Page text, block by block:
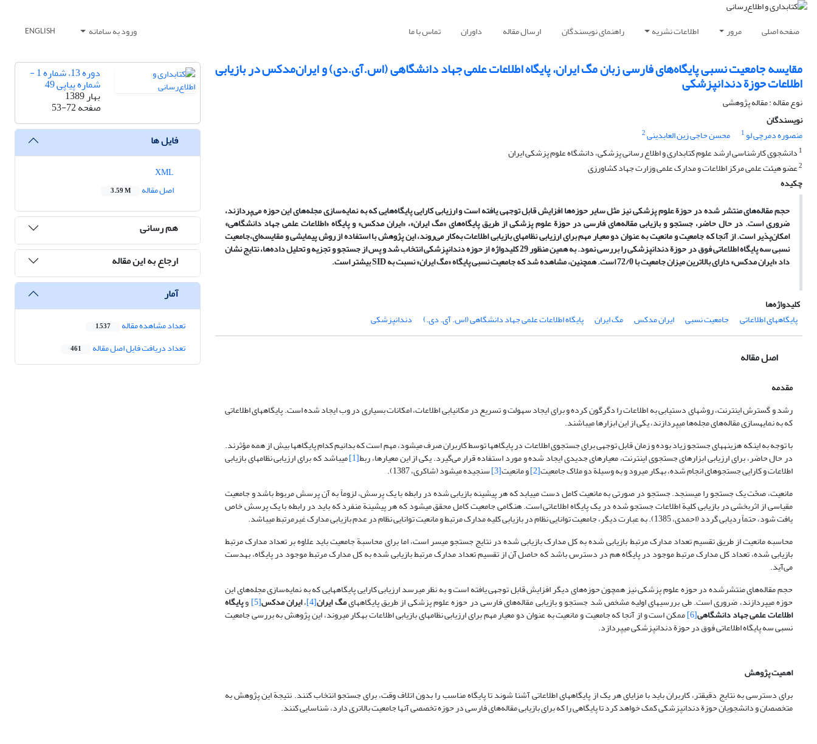
صفحه اصلی مرور اطلاعات نشریه راهنمای نویسندگان ارسال مقاله داوران تماس با ما ورود به سامانه ENGLISH
مقایسه جامعیت نسبی پایگاه‌های فارسی زبان مگ ایران، پایگاه اطلاعات علمی جهاد دانشگاهی (اس.آی.دی) و ایران‌مدکس در بازیابی
اطلاعات حوزة دندانپزشکی
نوع مقاله : مقاله پژوهشی
نویسندگان
منصوره دمرچی لو1 محسن حاجی زین العابدینی2
1 دانشجوی کارشناسی ارشد علوم کتابداری و اطلاع رسانی پزشکی، دانشگاه علوم پزشکی ایران
2عضو هیئت علمی مرکز اطلاعات و مدارک علمی وزارت جهاد کشاورزی
چکیده
حجم مقاله‌های منتشر شده در حوزة علوم پزشکی نیز مثل سایر حوزه‌ها افزایش قابل توجهی یافته است و ارزیابی کارایی پایگاه‌هایی که به نمایه‌سازی مجله‌های این حوزه می‌‌پردازند،
ضروری است.در حال حاضر،جستجو و بازیابی مقاله‌های فارسی در حوزة علوم پزشکی از طریق پایگاه‌های «مگ ایران»، «ایران مدکس» وپایگاه «اطلاعات علمی جهاد دانشگاهی»
امکان‌پذیر است.از آنجا که جامعیت و مانعیت به عنوان دو معیار مهم برای ارزیابی نظامهای بازیابی اطلاعات به‌کار می‌روند، این پژوهشبا استفاده از روش پیمایشی و مقایسه‌ای،جامعیت
نسبی سه پایگاه اطلاعاتی فوق در حوزة دندانپزشکی را بررسی نمود. به همین منظور 29 کلیدواژه از حوزه دندانپزشکی انتخاب شد و پس از جستجو و تجزیه و تحلیل داده‌ها، نتایج نشان
داد «ایرانمدکس» دارای بالاترین میزان جامعیت با 72/0 است. همچنین، مشاهده شد که جامعیت نسبی پایگاه «مگ ایران» نسبت به SIDبیشتر است.
کلیدواژه‌ها
پایگاه­های اطلاعاتی
جامعیت نسبی ایران مدکس مگ ایران پایگاه اطلاعات علمی جهاد دانشگاهی (اس. آی. دی.) دندانپزشکی
اصل مقاله
مقدمه
رشد و گسترش اینترنت، روشهای دستیابی به اطلاعات را دگرگون کرده و برای ایجاد سهولت و تسریع در مکان­یابی اطلاعات، امکانات بسیاری در وب ایجاد شده است. پایگاه­های اطلاعاتی
که به نمایه­سازی مقاله‌های مجله‌ها می­پردازند، یکی از این ابزارها می­باشند.
با توجه به اینکه هزینه­های جستجو زیاد بوده و زمان قابل توجهی برای جستجوی اطلاعات در پایگاه­ها توسط کاربران صرف می­شود، مهم است که بدانیم کدام پایگاه­ها بیش از همه مؤثرند.
در حال حاضر، برای ارزیابی ابزارهای جستجوی اینترنت، معیارهای جدیدی ایجاد شده و مورد استفاده قرار می‌گیرد. یکی از این معیارها، ربط[1] می­باشد که برای ارزیابی نظامهای بازیابی
اطلاعات و کارایی جستجوهای انجام شده، به­کار می­رود و به وسیلة دو ملاک جامعیت[2] و مانعیت[3] سنجیده می­شود (شاکری، 1387).
مانعیت، صحّت یک جستجو را می­سنجد. جستجو در صورتی به مانعیت کامل دست می­یابد که هر پیشینه بازیابی شده در رابطه با یک پرسش، لزوماً به آن پرسش مربوط باشد و جامعیت
مقیاسی از اثربخشی در بازیابی کلیة اطلاعات جستجو شده در یک پایگاه اطلاعاتی است. هنگامی جامعیت کامل محقق می­شود که هر پیشینة منفرد که ­باید در رابطه با یک پرسش خاص
یافت شود، حتماً ردیابی گردد (احمدی، 1385). به عبارت دیگر، جامعیت توانایی نظام در بازیابی کلیه مدارک مرتبط و مانعیت توانایی نظام در عدم بازیابی مدارک غیرمرتبط می­باشد.
محاسبه مانعیت از طریق تقسیم تعداد مدارک مرتبط بازیابی شده به کل مدارک بازیابی شده در نتایج جستجو میسر است، اما برای محاسبة جامعیت باید علاوه بر تعداد مدارک مرتبط
بازیابی شده، تعداد کل مدارک مرتبط موجود در پایگاه هم در دسترس باشد که حاصل آن از تقسیم تعداد مدارک مرتبط بازیابی شده به کل مدارک مرتبط موجود در پایگاه، به­دست
می‌آید.
حجم مقاله‌های منتشرشده در حوزه علوم پزشکی نیز همچون حوزه‌های دیگر افزایش قابل توجهی یافته است و به نظر می­رسد ارزیابی کارایی پایگاه­هایی که به نمایه‌سازی مجله‌های این
حوزه می­پردازند، ضروری است. طی بررسی­های اولیه مشخص شد جستجو و بازیابی مقاله‌های فارسی در حوزه علوم پزشکی از طریق پایگاه­هایمگ ایران[4] ،ایران مدکس[5] وپایگاه
اطلاعات علمی جهاد دانشگاهی[6] ممکن است و از آنجا که جامعیت و مانعیت به عنوان دو معیار مهم برای ارزیابی نظامهای بازیابی اطلاعات به­کار می­روند، این پژوهش به بررسی جامعیت
نسبی سه پایگاه اطلاعاتی فوق در حوزة دندانپزشکی می­پردازد.
اهمیت پژوهش
برای دسترسی به نتایج دقیق­تر، کاربران باید با مزایای هر یک از پایگاه­های اطلاعاتی آشنا شوند تا پایگاه مناسب را بدون اتلاف وقت، برای جستجو انتخاب کنند. نتیجة این پژوهش به
متخصصان و دانشجویان حوزة دندانپزشکی کمک خواهد کرد تا پایگاهی را که برای بازیابی مقاله‌های فارسی در حوزه تخصصی آنها جامعیت بالاتری دارد، شناسایی کنند.
دوره 13، شماره 1 -
شماره پیاپی 49
بهار 1389
صفحه53-72
فایل ها
اصل مقاله
3.59 M
هم رسانی
ارجاع به این مقاله
آمار
تعداد مشاهده مقاله 1,537
تعداد دریافت فایل اصل مقاله 461